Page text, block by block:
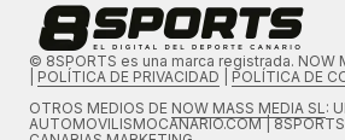
© 8SPORTS es una marca registrada. NOW
POLÍTICA DE PRIVACIDAD POLÍTICA DE
OTROS MEDIOS DE NOW MASS MEDIA SL:
AUTOMOVILISMOCANARIO.COM |